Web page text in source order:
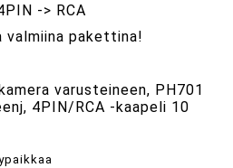
-> RCA
pakettina!
varusteineen, PH701
4PIN/RCA -kaapeli 10